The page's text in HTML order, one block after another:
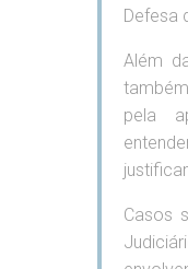
Defesa
Além
pela
Casos